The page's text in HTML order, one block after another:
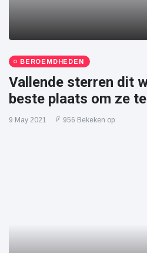
BEROEMDHEDEN
Vallende sterren dit
beste plaats om ze
9 May 2021 956 Bekeken op